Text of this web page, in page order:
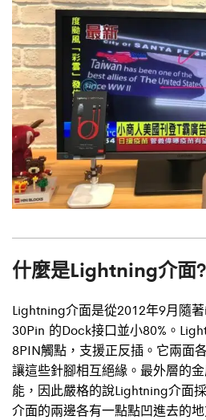
什麼是Lightning介面?
Lightning介面是從2012年9月隨
30Pin 的Dock接口並小80%。
8PIN觸點，支援正反插。它兩面
讓這些針腳相互絕緣。最外層的
能，因此嚴格的說Lightning介面
介面的兩邊各有一點點凹進去的